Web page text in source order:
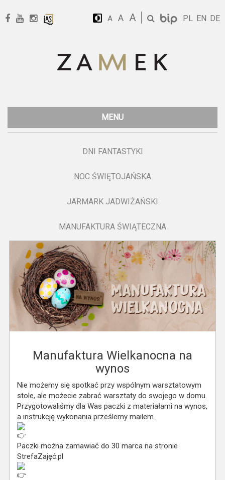
A A A PL EN DE
MENU
DNI FANTASTYKI
NOC ŚWIĘTOJAŃSKA
JARMARK JADWIŻAŃSKI
MANUFAKTURA ŚWIĄTECZNA
Manufaktura Wielkanocna na
wynos
Nie możemy się spotkać przy wspólnym warsztatowym
stole, ale możecie zabrać warsztaty do swojego w domu.
Przygotowaliśmy dla Was paczki z materiałami na wynos,
a instrukcję wykonania prześlemy mailem.
Paczki można zamawiać do 30 marca na stronie
StrefaZajęć.pl